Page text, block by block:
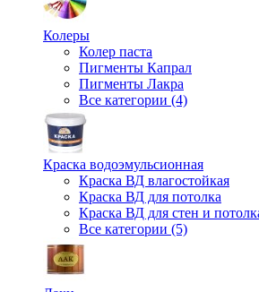
Колеры
Колер паста
Пигменты Капрал
Пигменты Лакра
Все категории (4)
Краска водоэмульсионная
Краска ВД влагостойкая
Краска ВД для потолка
Краска ВД для стен и
Все категории (5)